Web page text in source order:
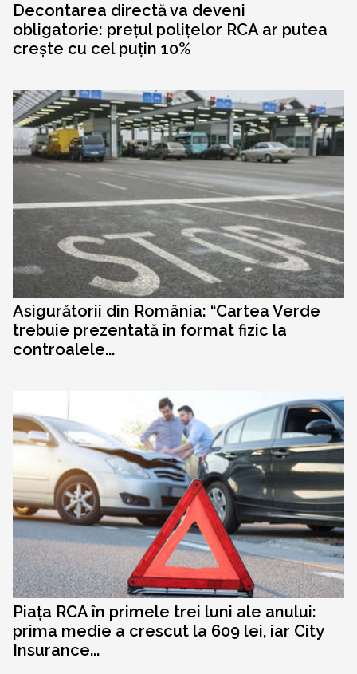
Decontarea directă va deveni
obligatorie: prețul polițelor RCA ar putea
crește cu cel puțin 10%
Asigurătorii din România: “Cartea Verde
trebuie prezentată în format fizic la
controalele...
Piața RCA în primele trei luni ale anului:
prima medie a crescut la 609 lei, iar City
Insurance...